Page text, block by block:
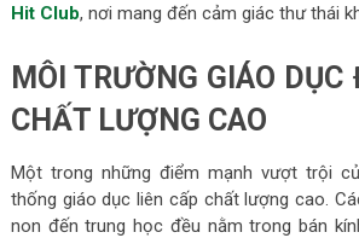
Hit Club, nơi mang đến cảm giác thư thái
MÔI TRƯỜNG GIÁO
CHẤT LƯỢNG CAO
Một trong những điểm mạnh vượt trội
thống giáo dục liên cấp chất lượng cao.
non đến trung học đều nằm trong bán